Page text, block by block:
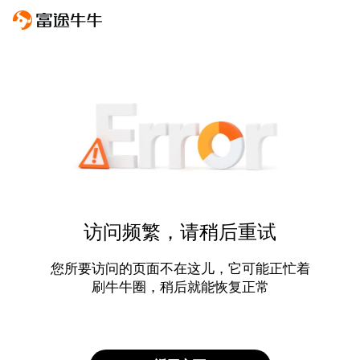
访问频繁，请稍后重试
您所要访问的页面不在这儿，它可能正忙着
刷牛牛圈，稍后就能恢复正常